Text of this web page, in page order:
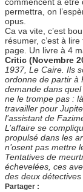
commencent à être
permettra, on
opus.
Ca va vite, c’est
résumer, c’est à
page. Un livre à 4
Critic (Novembre
1937, Le Caire. Ils
ordonne de partir à
demande dans
ne le trompe pas :
travailler pour
l’assistant de
L’affaire se
propulsé dans les
n’osent pas mettre
Tentatives de
échevelées, ces
des deux détectives
Partager :